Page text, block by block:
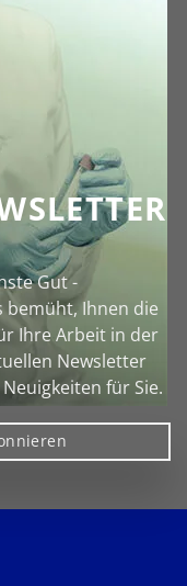
Gut -
bemüht, Ihnen die
Ihre Arbeit in der
Newsletter
für Sie.